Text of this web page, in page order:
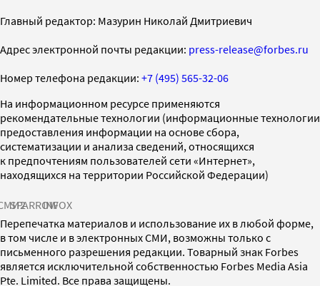
Главный редактор: Мазурин Николай Дмитриевич
Адрес электронной почты редакции: press-release@forbes.ru
Номер телефона редакции: +7 (495) 565-32-06
На информационном ресурсе применяются
рекомендательные технологии (информационные технологии
предоставления информации на основе сбора,
систематизации и анализа сведений, относящихся
к предпочтениям пользователей сети «Интернет»,
находящихся на территории Российской Федерации)
SPARROWINFOX
Перепечатка материалов и использование их в любой форме,
в том числе и в электронных СМИ, возможны только с
письменного разрешения редакции. Товарный знак Forbes
является исключительной собственностью Forbes Media Asia
Pte. Limited. Все права защищены.